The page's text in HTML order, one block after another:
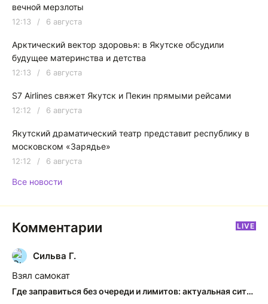
вечной мерзлоты
12:13 / 6 августа
Арктический вектор здоровья: в Якутске обсудили
будущее материнства и детства
12:13 / 6 августа
S7 Airlines свяжет Якутск и Пекин прямыми рейсами
12:12 / 6 августа
Якутский драматический театр представит республику в
московском «Зарядье»
12:12 / 6 августа
Все новости
Комментарии LIVE
С
Сильва Г.
Взял самокат
Где заправиться без очереди и лимитов: актуальная ситуация на АЗС Якутска